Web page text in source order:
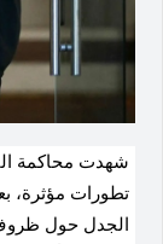
شهدت محاكمة
تطورات مؤثرة،